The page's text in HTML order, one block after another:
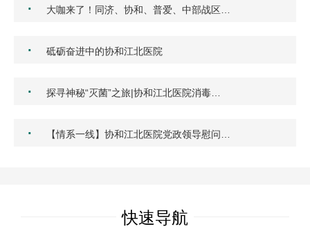
· 大咖来了！同济、协和、普爱、中部战区…
· 砥砺奋进中的协和江北医院
· 探寻神秘“灭菌”之旅|协和江北医院消毒…
· 【情系一线】协和江北医院党政领导慰问…
快速导航